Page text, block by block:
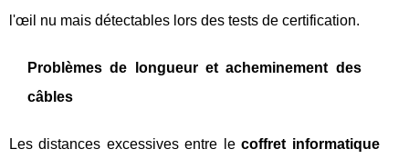
l'œil nu mais détectables lors des tests de certification.
Problèmes de longueur et acheminement des
câbles
Les distances excessives entre lecoffret informatique